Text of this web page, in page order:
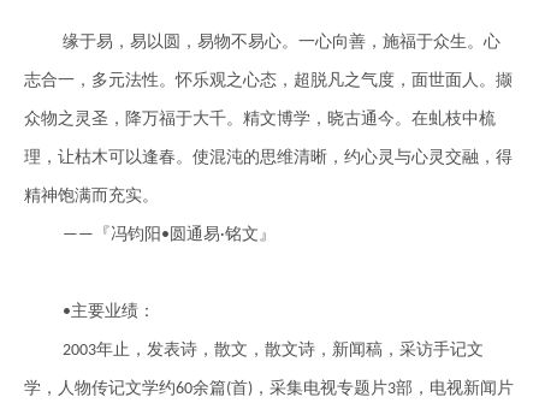
缘于易，易以圆，易物不易心。一心向善，施福于众生。心
志合一，多元法性。怀乐观之心态，超脱凡之气度，面世面人。撷
众物之灵圣，降万福于大千。精文博学，晓古通今。在虬枝中梳
理，让枯木可以逢春。使混沌的思维清晰，约心灵与心灵交融，得
精神饱满而充实。
—— 『冯钧阳•圆通易·铭文』
•主要业绩：
2003年止，发表诗，散文，散文诗，新闻稿， 采访手记文
学，人物传记文学约60余篇(首) ， 采集电视专题片3部，电视新闻片